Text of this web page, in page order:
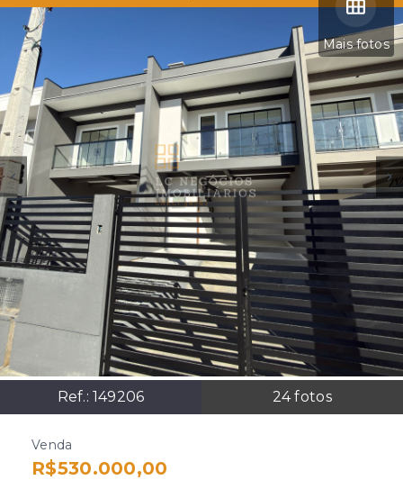
Mais fotos
Ref.: 149206 24fotos
Venda
R$530.000,00